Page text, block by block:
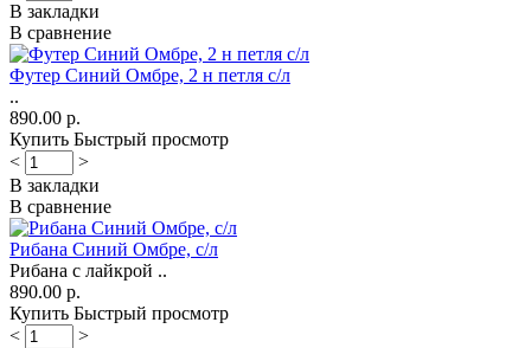
В закладки
В сравнение
Футер Синий Омбре, 2 н петля с/л
..
890.00 р.
Купить Быстрый просмотр
<
>
В закладки
В сравнение
Рибана Синий Омбре, с/л
Рибана с лайкрой ..
890.00 р.
Купить Быстрый просмотр
<
>